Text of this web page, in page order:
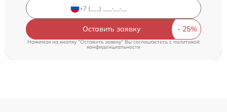
Оставить заявку
Нажимая на кнопку "Оставить заявку" Вы соглашаетесь c политикой
конфиденциальности